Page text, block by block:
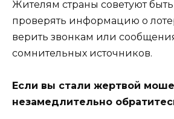
Жителям страны советуют
проверять информацию о
верить звонкам или
сомнительных источников.
Если вы стали жертвой
незамедлительно